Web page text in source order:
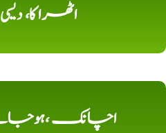
اٹھرا کا،
اچانک